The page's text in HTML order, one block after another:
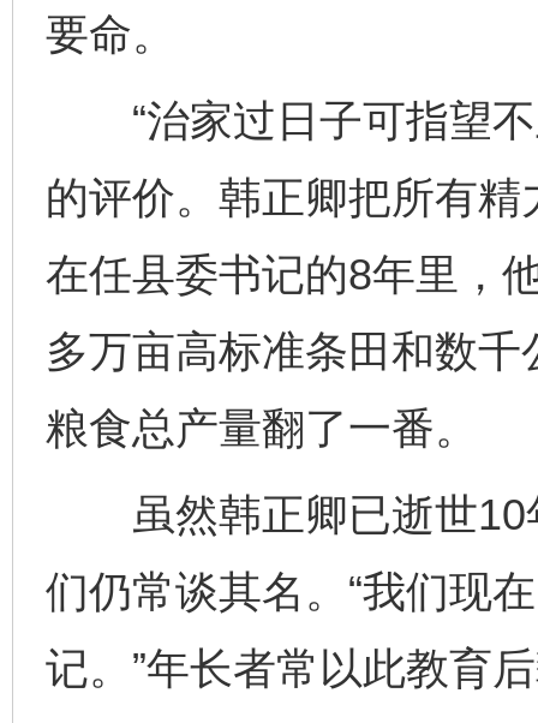
要命。
“治家过日子可指望不
的评价。韩正卿把所有精
在任县委书记的8年里，
多万亩高标准条田和数
粮食总产量翻了一番。
虽然韩正卿已逝世10
们仍常谈其名。“我们现
记。”年长者常以此教育